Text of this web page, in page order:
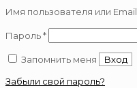
Имя пользователя или Email
Пароль*Обязательно
Запомнить меня
Вход
Забыли свой пароль?